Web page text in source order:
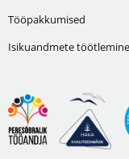
Tööpakkumised
Isikuandmete töötlemine